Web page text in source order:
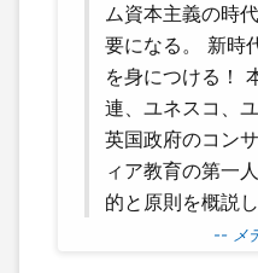
ム資本主義の時
要になる。 新時
を身につける！
連、ユネスコ、
英国政府のコン
ィア教育の第一
的と原則を概説
-- メ